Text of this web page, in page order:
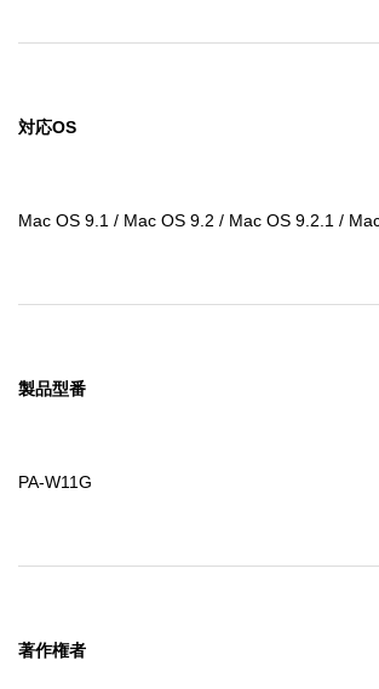
対応OS
Mac OS 9.1 / Mac OS 9.2 / Mac OS 9.2.1 /
製品型番
PA-W11G
著作権者